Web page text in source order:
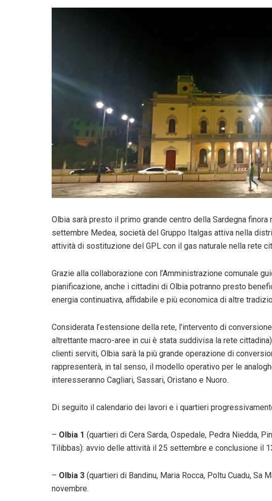
Olbia sarà presto il primo grande centro della Sardegna finora
settembre Medea, società del Gruppo Italgas attiva nella
attività di sostituzione del GPL con il gas naturale nella rete
Grazie alla collaborazione con l’Amministrazione comunale
pianificazione, anche i cittadini di Olbia potranno presto
energia continuativa, affidabile e più economica di altre
Considerata l’estensione della rete, l’intervento di
altrettante macro-aree in cui è stata suddivisa la rete
clienti serviti, Olbia sarà la più grande operazione di
rappresenterà, in tal senso, il modello operativo per le
interesseranno Cagliari, Sassari, Oristano e Nuoro.
Di seguito il calendario dei lavori e i quartieri
– Olbia 1 (quartieri di Cera Sarda, Ospedale, Pedra Niedda,
Tilibbas): avvio delle attività il 25 settembre e conclusione il
– Olbia 3 (quartieri di Bandinu, Maria Rocca, Poltu Cuadu, Sa
novembre.